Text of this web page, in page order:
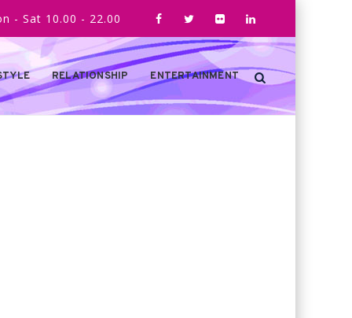
- Sat 10.00 - 22.00
RELATIONSHIP ENTERTAINMENT